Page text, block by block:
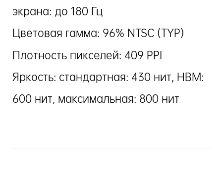
экрана: до 180 Гц
Цветовая гамма: 96% NTSC (TYP)
Плотность пикселей: 409 PPI
Яркость: стандартная: 430 нит, HBM:
600 нит, максимальная: 800 нит